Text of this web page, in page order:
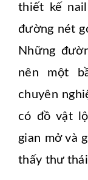
thiết kế
đường nét
Những
nên một
chuyên
có đồ vật
gian mở và
thấy thư